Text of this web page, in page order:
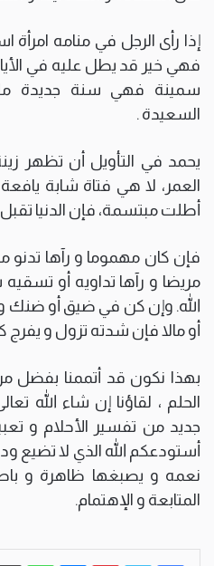
إذا رأى الرجل في منامه امرأة
فهي خير قد يطل عليه في
سمينة فهي سنة جديدة
السعيدة .
يحمد في التأويل أن تظهر
العمر، لا هي فتاة شابة
أطلت مبتسمة، فإن الدنيا
فإن كان مهموما و رآها تدنو
مريضا و رآها تداويه أو
الله. وإن كن في ضيق أو ضنك و
أو مالا فإن شدته تزول و يفرج
بهذا نكون قد أتممنا بفضل
الحلم ، لقاؤنا إن شاء الله
جديد من تفسير الأحلام و
أستودعكم الله الذي لا تضيع
نعمه و يصبغها ظاهرة و
المتابعة و الإهتمام.